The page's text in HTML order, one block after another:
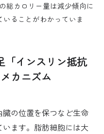
総カロリー量は減少傾向に
ることがわかっていま
「インスリン抵抗
カニズム
の位置を保つなど生命
ます。脂肪細胞には大